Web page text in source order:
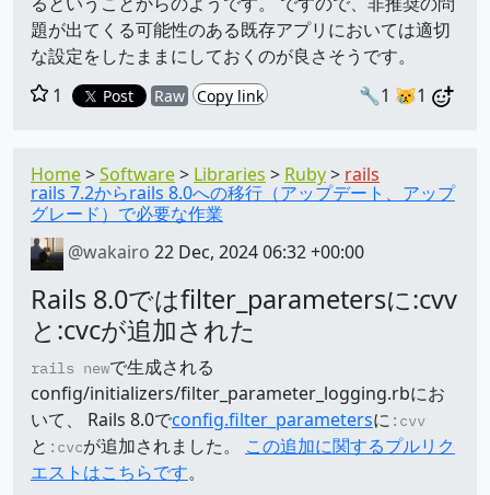
題が出てくる可能性のある既存アプリにおいては適切
な設定をしたままにしておくのが良さそうです。
1
Post Raw Copy link 🔧1 😿1
Home Software Libraries Ruby rails
rails 7.2からrails 8.0への移行（アップデート、アップ
グレード）で必要な作業
@wakairo 22 Dec, 2024 06:32 +00:00
Rails 8.0ではfilter_parametersに:cvv
と:cvcが追加された
rails newで生成される
config/initializers/filter_parameter_logging.rbにお
いて、 Rails 8.0でconfig.filter_parametersに :cvv
と :cvcが追加されました。 この追加に関するプルリク
エストはこちらです。